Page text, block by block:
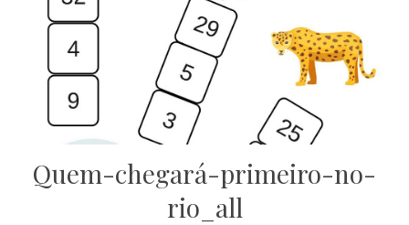
Quem-chegará-primeiro-no-
rio_all